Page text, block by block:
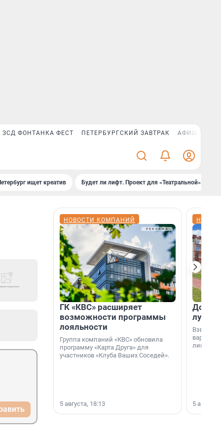
ЗСД ФОНТАНКА ФЕСТ ПЕТЕРБУРГСКИЙ ЗАВТРАК АФИША PLUS
ищет креатив Будет ли лифт. Проект для «Театральной»
НОВОСТИ КОМПАНИЙ
ГК «КВС» расширяет
возможности программы
лояльности
Группа компаний «КВС» обновила
программу «Карта Друга» для
участников «Клуба Ваших Соседей».
5 августа, 18:13
Дом
лучше
лишнего
5